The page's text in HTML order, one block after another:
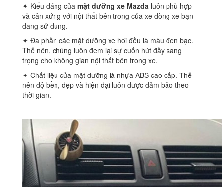
✦ Kiểu dáng của mặt dưỡng xe Mazda luôn phù hợp
và cân xứng với nội thất bên trong của xe dòng xe bạn
đang sử dụng.
✦ Đa phần các mặt dưỡng xe hơi đều là màu đen bạc.
Thế nên, chúng luôn đem lại sự cuốn hút đầy sang
trọng cho không gian nội thất bên trong xe.
✦ Chất liệu của mặt dưỡng là nhựa ABS cao cấp. Thế
nên độ bền, đẹp và hiện đại luôn được đảm bảo theo
thời gian.